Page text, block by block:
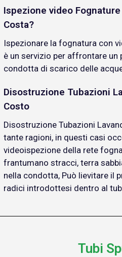
Ispezione video
Costa?
Ispezionare la fognatura con
è un servizio per affrontare
condotta di scarico delle
Disostruzione Tubazioni
Costo
Disostruzione Tubazioni
tante ragioni, in questi casi
videoispezione della rete
frantumano stracci, terra
nella condotta, Può lievitare il
radici introdottesi dentro al
Tubi